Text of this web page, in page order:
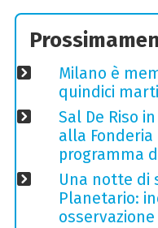
Milano è
quindici
Sal De Riso
alla Fonderia
programma
Una notte di
Planetario: